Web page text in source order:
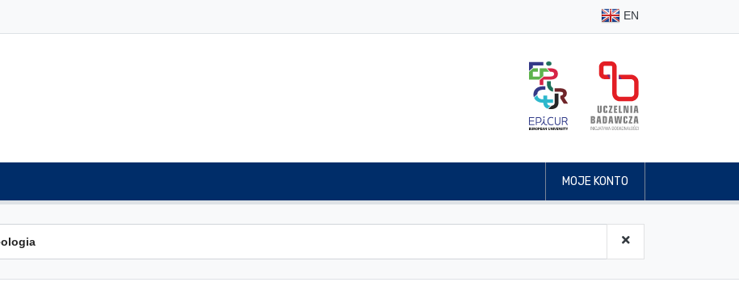
EN
MOJE KONTO